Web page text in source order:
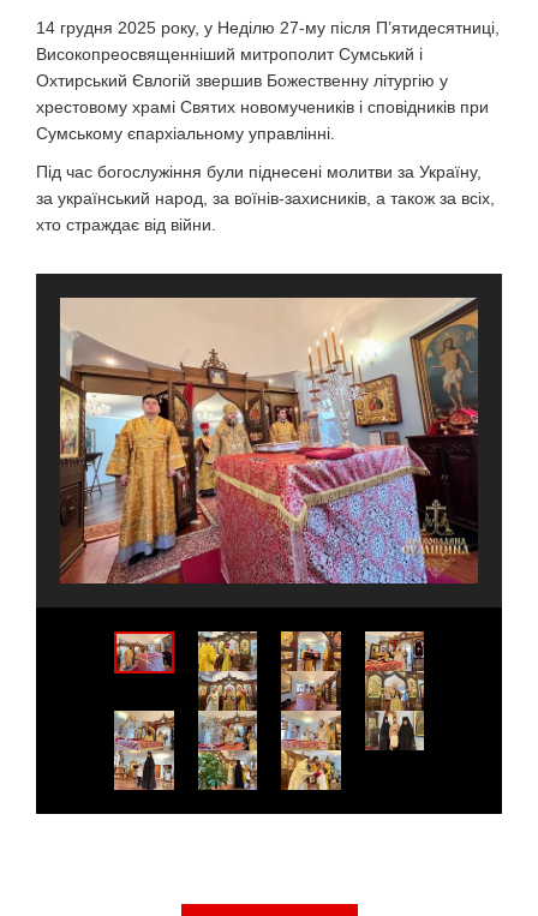
14 грудня 2025 року, у Неділю 27-му після П’ятидесятниці,
Високопреосвященніший митрополит Сумський і
Охтирський Євлогій звершив Божественну літургію у
хрестовому храмі Святих новомучеників і сповідників при
Сумському єпархіальному управлінні.
Під час богослужіння були піднесені молитви за Україну,
за український народ, за воїнів-захисників, а також за всіх,
хто страждає від війни.